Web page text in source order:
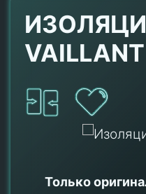
VAILLANT
Только